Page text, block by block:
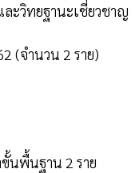
ะวิทยฐานะเชี่ยวชาญ
(จำนวน 2 ราย)
นพื้นฐาน 2 ราย